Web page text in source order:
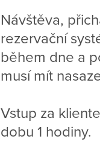
Návštěva,
rezervační
během dne a
musí mít
Vstup za
dobu 1 hodiny.